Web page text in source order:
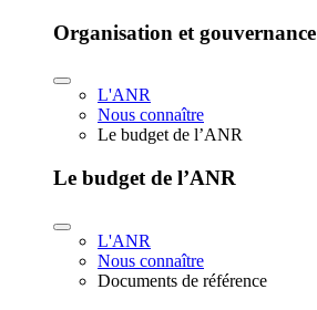
Organisation et gouvernance
L'ANR
Nous connaître
Le budget de l’ANR
Le budget de l’ANR
L'ANR
Nous connaître
Documents de référence